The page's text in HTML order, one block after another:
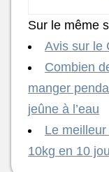
Sur le même
Avis sur le
Combien
manger
jeûne à l’eau
Le
10kg en 10